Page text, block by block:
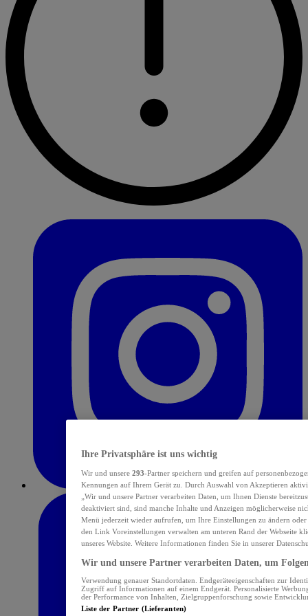
Ihre Privatsphäre ist uns wichtig
Wir und unsere 293-Partner speichern und greifen auf
Kennungen auf Ihrem Gerät zu. Durch Auswahl von Akzeptieren
„Wir und unsere Partner verarbeiten Daten, um Ihnen Dienste
deaktiviert sind, sind manche Inhalte und Anzeigen möglicherweise
Menü jederzeit wieder aufrufen, um Ihre Einstellungen zu ändern
den Link Voreinstellungen verwalten am unteren Rand der Webseite
unseres Website. Weitere Informationen finden Sie in unserer
Wir und unsere Partner verarbeiten Daten, um
Verwendung genauer Standortdaten. Endgeräteeigenschaften zur
Zugriff auf Informationen auf einem Endgerät. Personalisierte
der Performance von Inhalten, Zielgruppenforschung sowie
Liste der Partner (Lieferanten)